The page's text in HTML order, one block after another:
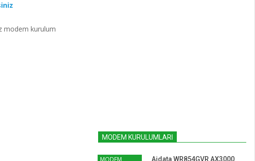
modem kurulum
MODEM KURULUMLARI
MODEM Aidata WR854GVR AX3000